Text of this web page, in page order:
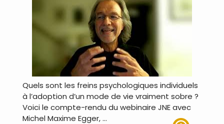
Quels sont les freins psychologiques individuels
à l’adoption d’un mode de vie vraiment sobre ?
Voici le compte-rendu du webinaire JNE avec
Michel Maxime Egger, …